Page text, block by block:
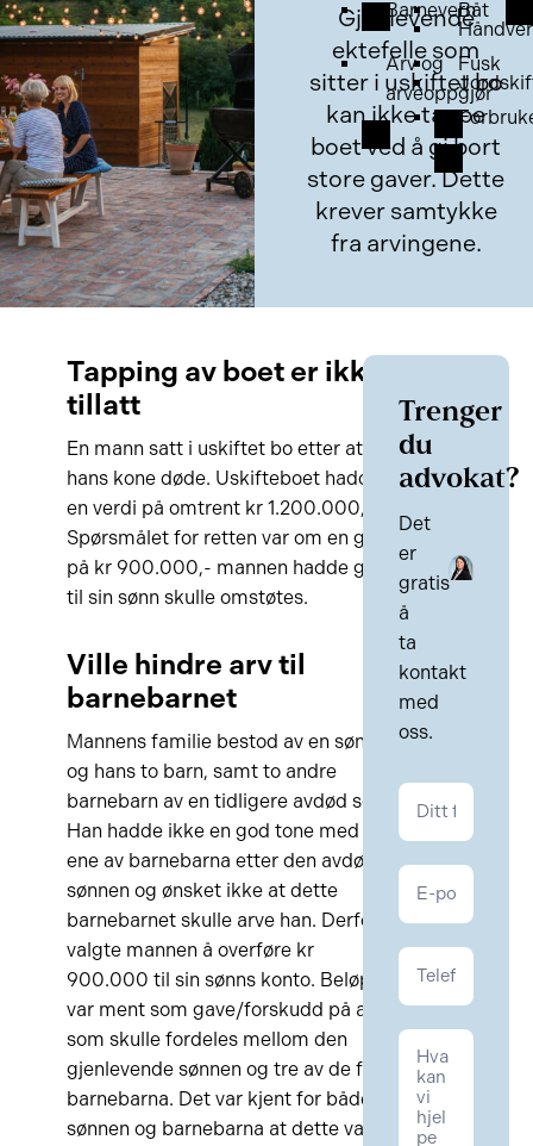
Barnevern
Arv og
arveoppgjør
Båt
Fusk
Gjenlevende
ektefelle som
sitter i uskiftet bo
kan ikke tappe
boet ved å gi bort
store gaver. Dette
krever samtykke
fra arvingene.
Tapping av boet er ikke
tillatt
En mann satt i uskiftet bo etter at
hans kone døde. Uskifteboet hadde
en verdi på omtrent kr 1.200.000,-.
Spørsmålet for retten var om en gave
på kr 900.000,- mannen hadde gitt
til sin sønn skulle omstøtes.
Ville hindre arv til
barnebarnet
Mannens familie bestod av en sønn
og hans to barn, samt to andre
barnebarn av en tidligere avdød sønn.
Han hadde ikke en god tone med den
ene av barnebarna etter den avdøde
sønnen og ønsket ikke at dette
barnebarnet skulle arve han. Derfor
valgte mannen å overføre kr
900.000 til sin sønns konto. Beløpet
var ment som gave/forskudd på arv
som skulle fordeles mellom den
gjenlevende sønnen og tre av de fire
barnebarna. Det var kjent for både
sønnen og barnebarna at dette var
Trenger
du
advokat?
Det
er
gratis
å
ta
kontakt
med
oss.
Kontakt